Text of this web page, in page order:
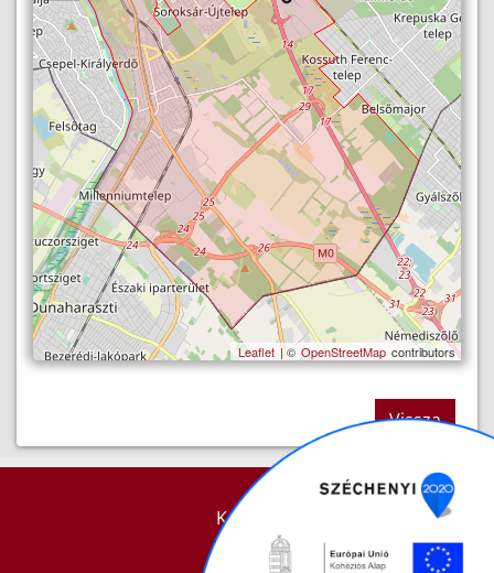
Leaflet | © OpenStreetMap contributors
Vissza
KAPCSOLAT
IMPRESSZUM